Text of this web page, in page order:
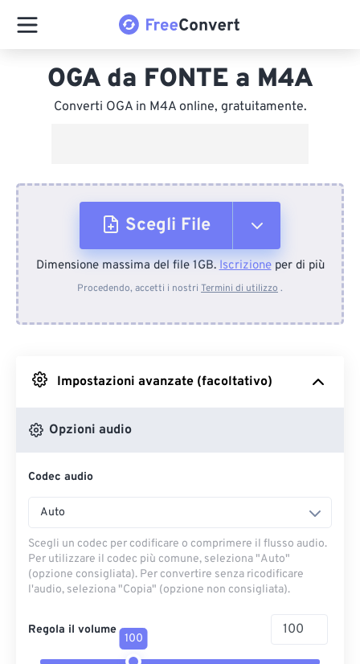
OGA da FONTE a M4A
Converti OGA in M4A online, gratuitamente.
Scegli File
Dal dispositivo
Da Google Drive
Dimensione massima del file 1GB.Iscrizioneper di più
Procedendo, accetti i nostri Termini di utilizzo .
Impostazioni avanzate (facoltativo)
Opzioni audio
Codec audio
Auto
Scegli un codec per codificare o comprimere il flusso audio.
Per utilizzare il codec più comune, seleziona "Auto"
(opzione consigliata). Per convertire senza ricodificare
l'audio, seleziona "Copia" (opzione non consigliata).
Regola il volume
100